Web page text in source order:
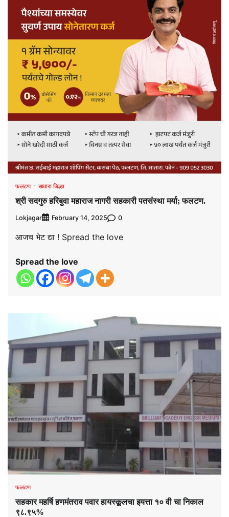
फलटण सातारा जिल्हा
श्री सदगुरु हरिबुवा महाराज नागरी सहकारी पतसंस्था मर्या; फलटण.
Lokjagar February 14, 2025 0
आजच भेट द्या ! Spread the love
Spread the love
फलटण
सहकार महर्षि हणमंतराव पवार हायस्कूलचा इयत्ता १० वी चा निकाल
९८.९५%